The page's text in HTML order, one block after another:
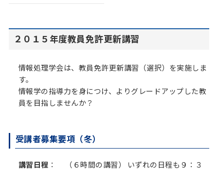
２０１５年度教員免許更新講習
情報処理学会は、教員免許更新講習（選択）を実施しま
す。
情報学の指導力を身につけ、よりグレードアップした教
員を目指しませんか？
受講者募集要項（冬）
講習日程 ： （６時間の講習） いずれの日程も９：３